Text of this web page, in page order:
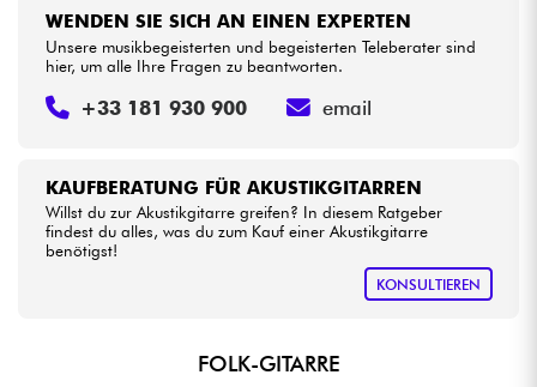
KAUFBERATUNG FÜR AKUSTIKGITARREN
Willst du zur Akustikgitarre greifen? In diesem Ratgeber
findest du alles, was du zum Kauf einer Akustikgitarre
benötigst!
KONSULTIEREN
WENDEN SIE SICH AN EINEN EXPERTEN
Unsere musikbegeisterten und begeisterten Teleberater sind
hier, um alle Ihre Fragen zu beantworten.
+33 181 930 900 email
FOLK-GITARRE